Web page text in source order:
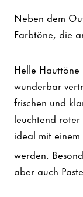
Neben dem
Farbtöne, die
Helle
wunderbar
frischen und
leuchtend
ideal mit
werden.
aber auch